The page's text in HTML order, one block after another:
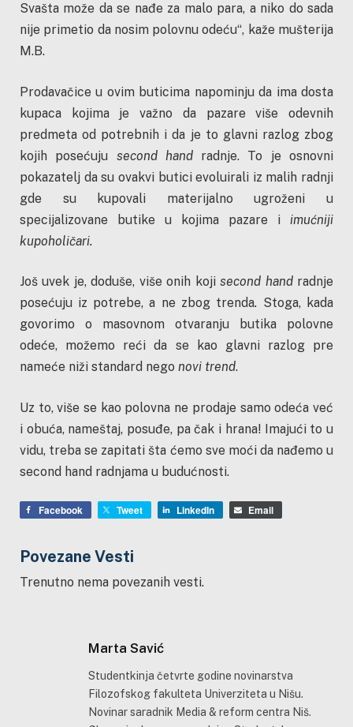
Svašta može da se nađe za malo para, a niko do sada
nije primetio da nosim polovnu odeću“, kaže mušterija
M.B.
Prodavačice u ovim buticima napominju da ima dosta
kupaca kojima je važno da pazare više odevnih
predmeta od potrebnih i da je to glavni razlog zbog
kojih posećuju second handradnje. To je osnovni
pokazatelj da su ovakvi butici evoluirali iz malih radnji
gde su kupovali materijalno ugroženi u
specijalizovane butike u kojima pazare i imućniji
kupoholičari.
Još uvek je, doduše, više onih kojisecond handradnje
posećuju iz potrebe, a ne zbog trenda. Stoga, kada
govorimo o masovnom otvaranju butika polovne
odeće, možemo reći da se kao glavni razlog pre
nameće niži standard nego novi trend.
Uz to, više se kao polovna ne prodaje samo odeća već
i obuća, nameštaj, posuđe, pa čak i hrana! Imajući to u
vidu, treba se zapitati šta ćemo sve moći da nađemo u
second hand radnjama u budućnosti.
Facebook Tweet LinkedIn Email
Povezane Vesti
Trenutno nema povezanih vesti.
Marta Savić
Studentkinja četvrte godine novinarstva
Filozofskog fakulteta Univerziteta u Nišu.
Novinar saradnik Media & reform centra Niš.